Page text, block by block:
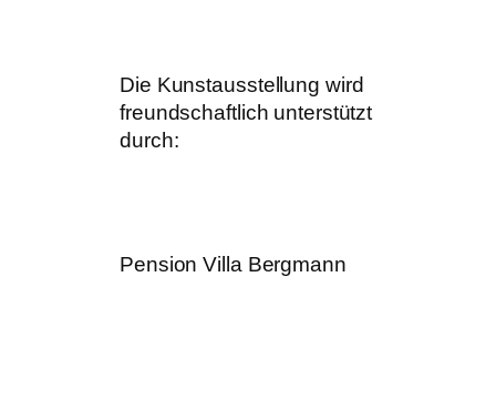
Die Kunstausstellung wird
freundschaftlich unterstützt
durch:
Pension Villa Bergmann